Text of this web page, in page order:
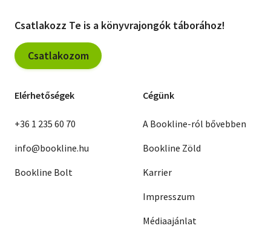
Csatlakozz Te is a könyvrajongók táborához!
Csatlakozom
Elérhetőségek
+36 1 235 60 70
info@bookline.hu
Bookline Bolt
Cégünk
A Bookline-ról bővebben
Bookline Zöld
Karrier
Impresszum
Médiaajánlat